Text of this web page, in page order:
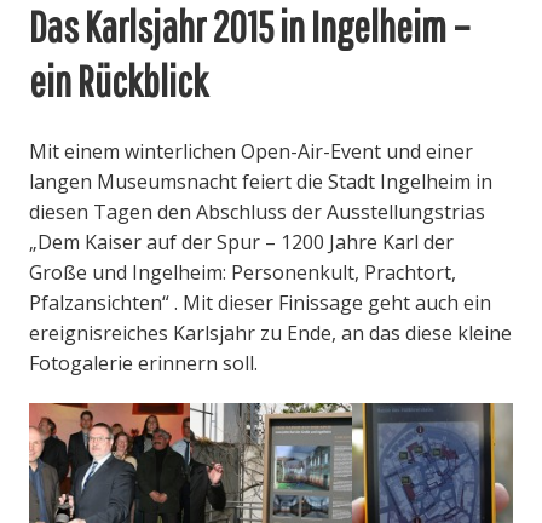
Das Karlsjahr 2015 in Ingelheim –
ein Rückblick
Mit einem winterlichen Open-Air-Event und einer
langen Museumsnacht feiert die Stadt Ingelheim in
diesen Tagen den Abschluss der Ausstellungstrias
„Dem Kaiser auf der Spur – 1200 Jahre Karl der
Große und Ingelheim: Personenkult, Prachtort,
Pfalzansichten“ . Mit dieser Finissage geht auch ein
ereignisreiches Karlsjahr zu Ende, an das diese kleine
Fotogalerie erinnern soll.